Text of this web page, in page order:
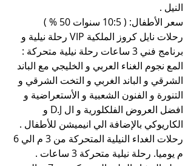
النيل .
سعر الأطفال: ( 10:5 سنوات 50 % )
رحلات نايل كروز الملكية VIP رحلة نيلية و
برنامج فني 3 ساعات رحلة نيلية متحركة :
المع نجوم الغناء العربي و الخليجي مع الباند
الشرقي و الباند الغربي و التخت الشرقي و
التنورة و الفنون الشعبية و الأستعراضية و
افضل العروض الفلكلورية و ال D.J و
الكاريوكي بالإضافة الي انيميشن للأطفال .
م يوميا. رحلة نيلية متحركة 3 ساعات .